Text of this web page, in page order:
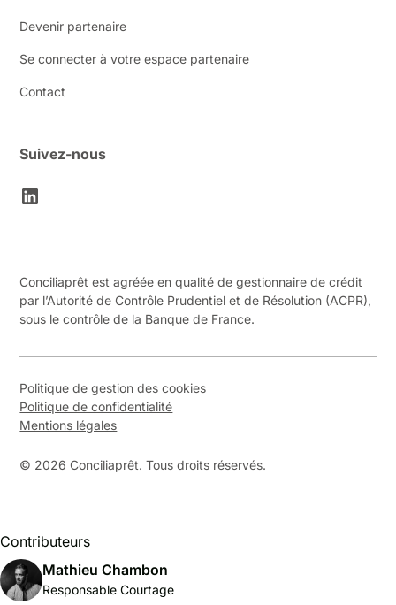
Devenir partenaire
Se connecter à votre espace partenaire
Contact
Suivez-nous
Conciliaprêt est agréée en qualité de gestionnaire de crédit
par l’Autorité de Contrôle Prudentiel et de Résolution (ACPR),
sous le contrôle de la Banque de France.
© 2026 Conciliaprêt. Tous droits réservés.
Politique de gestion des cookies
Politique de confidentialité
Mentions légales
Contributeurs
Mathieu Chambon
Responsable Courtage